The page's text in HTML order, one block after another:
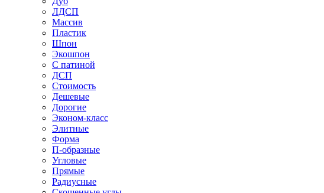
ЛДСП
Массив
Пластик
Шпон
Экошпон
С патиной
ДСП
Стоимость
Дешевые
Дорогие
Эконом-класс
Элитные
Форма
П-образные
Угловые
Прямые
Радиусные